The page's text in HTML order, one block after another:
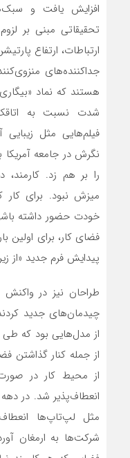
افزایش یافت و
تحقیقاتی مبنی بر
ارتباطات، ارتفاع
جداکننده‌‌‌های
شدت نسبت به
فیلم‌‌‌هایی مثل زیبایی
نگرش در جامعه آمریکا
را بر هم زد.
میزش نبود. برای کار
خودت حضور داشته
فضای کار، برای اولین
پیدایش فرم جدید «از
طراحان نیز در واکنش
چیدمان‌‌‌های جدید
از مدل‌‌‌هایی بود که طی
از جمله کنار گذاشتن
از محیط کار در
مثل لپ‌‌‌تاپ‌‌‌ها
شرکت‌ها به ارمغان